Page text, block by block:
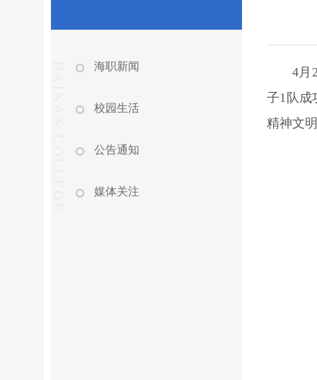
海职新闻
校园生活
公告通知
媒体关注
4月
子1队成
精神文